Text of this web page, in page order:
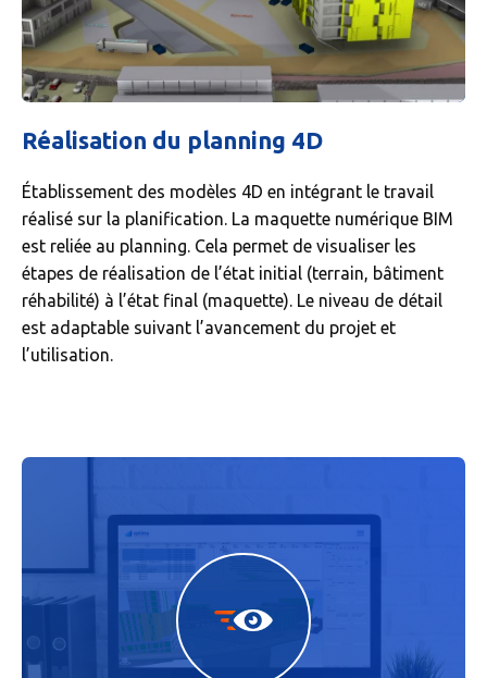
Réalisation du planning 4D
Établissement des modèles 4D en intégrant le travail
réalisé sur la planification. La maquette numérique BIM
est reliée au planning. Cela permet de visualiser les
étapes de réalisation de l’état initial (terrain, bâtiment
réhabilité) à l’état final (maquette). Le niveau de détail
est adaptable suivant l’avancement du projet et
l’utilisation.